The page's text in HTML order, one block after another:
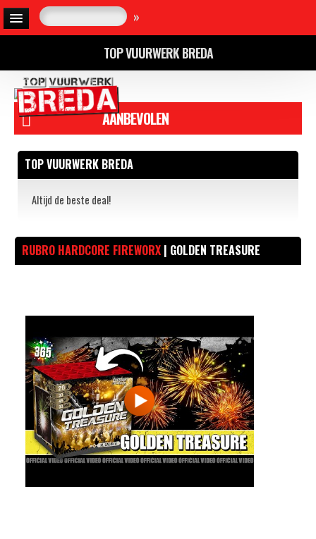
»
TOP VUURWERK BREDA
AANBEVOLEN
TOP VUURWERK BREDA
Altijd de beste deal!
RUBRO HARDCORE FIREWORX | GOLDEN TREASURE